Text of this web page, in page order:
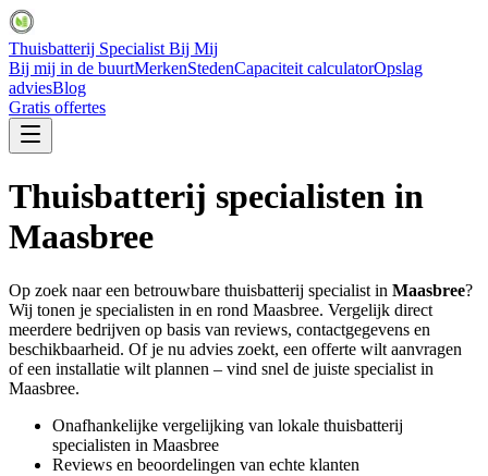
Thuisbatterij Specialist Bij Mij
Bij mij in de buurtMerkenStedenCapaciteit calculatorOpslag
adviesBlog
Gratis offertes
Thuisbatterij specialisten in
Maasbree
Op zoek naar een betrouwbare thuisbatterij specialist in Maasbree?
Wij tonen je specialisten in en rond Maasbree. Vergelijk direct
meerdere bedrijven op basis van reviews, contactgegevens en
beschikbaarheid. Of je nu advies zoekt, een offerte wilt aanvragen
of een installatie wilt plannen – vind snel de juiste specialist in
Maasbree.
Onafhankelijke vergelijking van lokale thuisbatterij
specialisten in Maasbree
Reviews en beoordelingen van echte klanten